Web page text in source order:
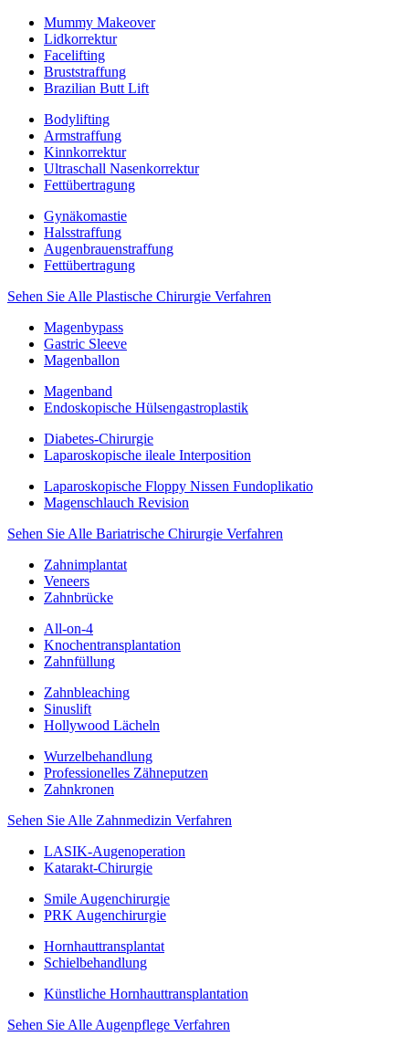
Mummy Makeover
Lidkorrektur
Facelifting
Bruststraffung
Brazilian Butt Lift
Bodylifting
Armstraffung
Kinnkorrektur
Ultraschall Nasenkorrektur
Fettübertragung
Gynäkomastie
Halsstraffung
Augenbrauenstraffung
Fettübertragung
Sehen Sie Alle Plastische Chirurgie Verfahren
Magenbypass
Gastric Sleeve
Magenballon
Magenband
Endoskopische Hülsengastroplastik
Diabetes-Chirurgie
Laparoskopische ileale Interposition
Laparoskopische Floppy Nissen Fundoplikatio
Magenschlauch Revision
Sehen Sie Alle Bariatrische Chirurgie Verfahren
Zahnimplantat
Veneers
Zahnbrücke
All-on-4
Knochentransplantation
Zahnfüllung
Zahnbleaching
Sinuslift
Hollywood Lächeln
Wurzelbehandlung
Professionelles Zähneputzen
Zahnkronen
Sehen Sie Alle Zahnmedizin Verfahren
LASIK-Augenoperation
Katarakt-Chirurgie
Smile Augenchirurgie
PRK Augenchirurgie
Hornhauttransplantat
Schielbehandlung
Künstliche Hornhauttransplantation
Sehen Sie Alle Augenpflege Verfahren